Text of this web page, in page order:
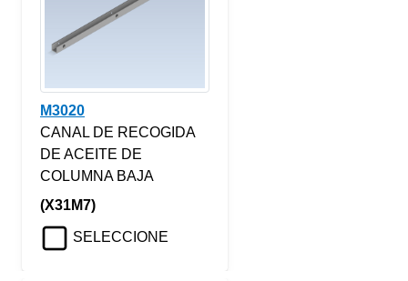
M3020
CANAL DE RECOGIDA
DE ACEITE DE
COLUMNA BAJA
(X31M7)
SELECCIONE